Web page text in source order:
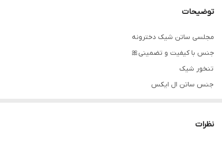
توضیحات
مجلسی ساتن شیک دخترونه
جنس با کیفیت و تضمینی🎀
تنخور شیک
جنس ساتن ال ایکس
دوستان عزیز در صورت وجود هر گونه مشکل در لباس امکان تعویض
نظرات